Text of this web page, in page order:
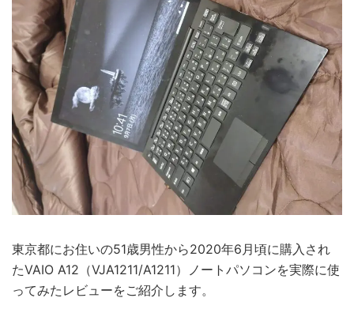
東京都にお住いの51歳男性から2020年6月頃に購入され
たVAIO A12（VJA1211/A1211）ノートパソコンを実際に使
ってみたレビューをご紹介します。